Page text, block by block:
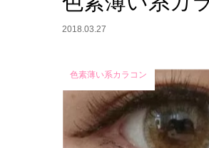
2018.03.27
色素薄い系カラコン